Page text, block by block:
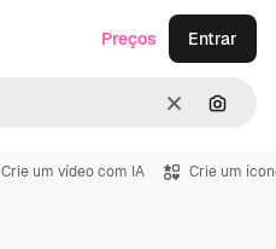
Limpar
Preços Entrar
Crie um vídeo com IA Crie um